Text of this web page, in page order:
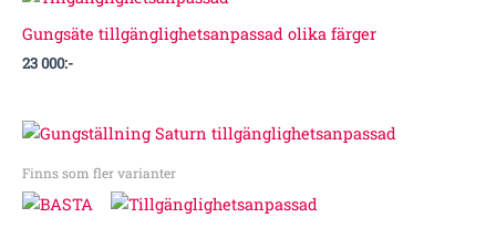
Gungsäte tillgänglighetsanpassad olika färger
23 000:-
Finns som fler varianter
Prisintervall:
136
000:-
till
143